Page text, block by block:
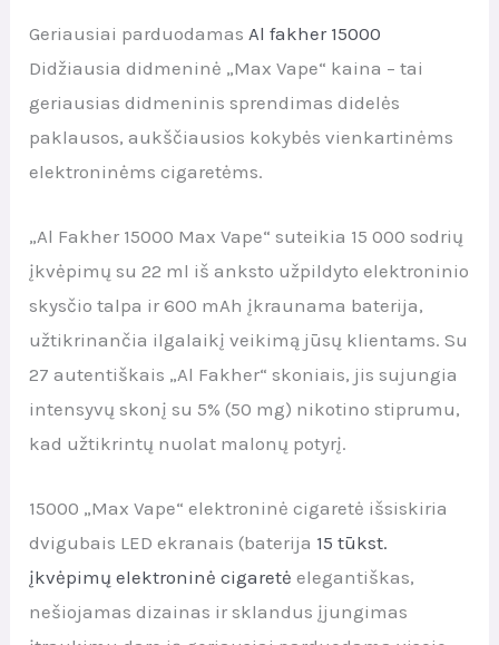
Geriausiai parduodamas Al fakher 15000
Didžiausia didmeninė „Max Vape“ kaina – tai
geriausias didmeninis sprendimas didelės
paklausos, aukščiausios kokybės vienkartinėms
elektroninėms cigaretėms.
„Al Fakher 15000 Max Vape“ suteikia 15 000 sodrių
įkvėpimų su 22 ml iš anksto užpildyto elektroninio
skysčio talpa ir 600 mAh įkraunama baterija,
užtikrinančia ilgalaikį veikimą jūsų klientams. Su
27 autentiškais „Al Fakher“ skoniais, jis sujungia
intensyvų skonį su 5% (50 mg) nikotino stiprumu,
kad užtikrintų nuolat malonų potyrį.
15000 „Max Vape“ elektroninė cigaretė išsiskiria
dvigubais LED ekranais (baterija 15 tūkst.
įkvėpimų elektroninė cigaretė elegantiškas,
nešiojamas dizainas ir sklandus įjungimas